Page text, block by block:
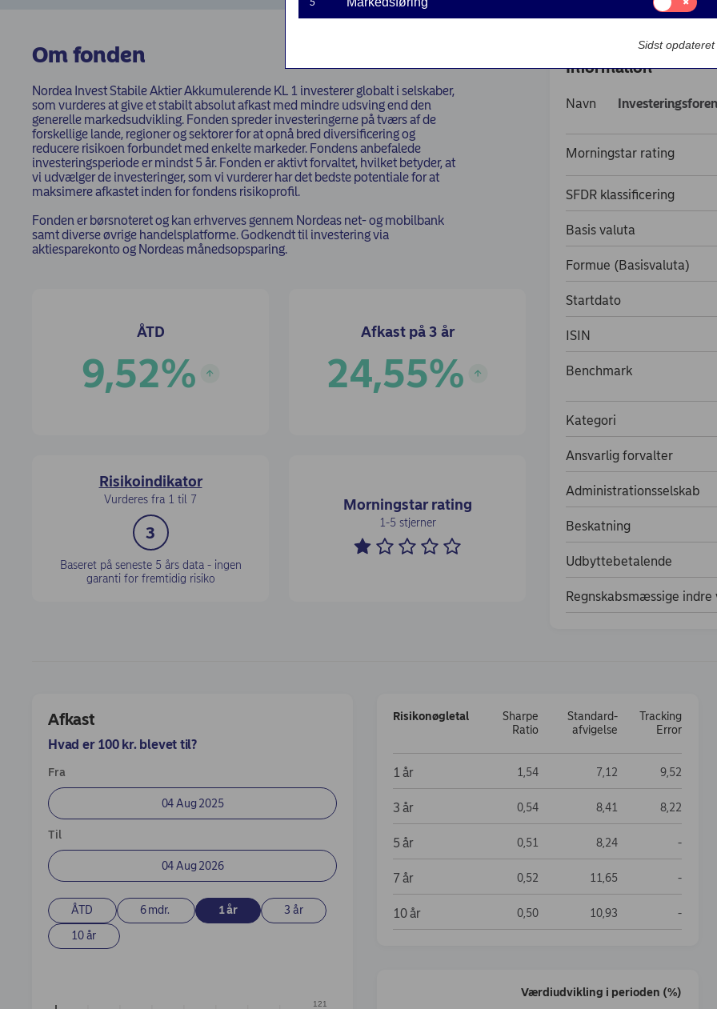
Om fonden
Nordea Invest Stabile Aktier Akkumulerende KL 1 investerer globalt i selskaber,
som vurderes at give et stabilt absolut afkast med mindre udsving end den
generelle markedsudvikling. Fonden spreder investeringerne på tværs af de
forskellige lande, regioner og sektorer for at opnå bred diversificering og
reducere risikoen forbundet med enkelte markeder. Fondens anbefalede
investeringsperiode er mindst 5 år. Fonden er aktivt forvaltet, hvilket betyder, at
vi udvælger de investeringer, som vi vurderer har det bedste potentiale for at
maksimere afkastet inden for fondens risikoprofil.
Fonden er børsnoteret og kan erhverves gennem Nordeas net- og mobilbank
samt diverse øvrige handelsplatforme. Godkendt til investering via
aktiesparekonto og Nordeas månedsopsparing.
ÅTD
9,52%
9,52 %
Afkast på 3 år
24,55%
24,55 %
Risikoindikator
Vurderes fra 1 til 7
3
Baseret på seneste 5 års data - ingen
garanti for fremtidig risiko
Morningstar rating
1-5 stjerner
Information
Navn
Morningstar rating
SFDR klassificering
Basis valuta
Formue (Basisvaluta)
Startdato
ISIN
Benchmark
Kategori
Ansvarlig forvalter
Administrationsselskab
Beskatning
Udbyttebetalende
Regnskabsmæssige
Afkast
Afkast
Hvad er 100 kr. blevet til?
Enter Dates
Fra
Til
ÅTD 6 mdr. 1 år
3 år
10 år
121
Risiko­nøgletal
Sharpe
Ratio
Standard­
afvigelse
Tracking
Error
1 år 1,54 7,12 9,52
3 år 0,54 8,41 8,22
5 år 0,51 8,24 Data
-
7 år 0,52 11,65 Data
-
10 år 0,50 10,93 Data
-
Værdiudvikling i perioden (%)
Beholdninger
5
til:
Markedsføring
Sidst